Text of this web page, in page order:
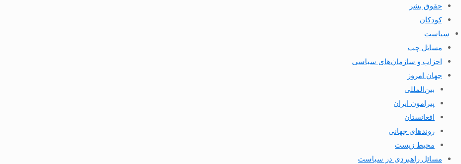
حقوق بشر
کودکان
سیاست
مسائل چپ
احزاب و سازمان‌های سیاسی
جهان امروز
بین‌المللی
پیرامون ایران
افغانستان
روندهای جهانی
محیط زیست
مسائل راهبردی در سیاست